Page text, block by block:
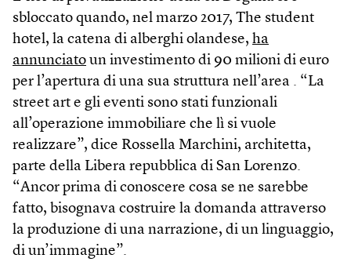
sbloccato quando, nel marzo 2017, The student
hotel, la catena di alberghi olandese, ha
annunciato un investimento di 90 milioni di euro
per l’apertura di una sua struttura nell’area . “La
street art e gli eventi sono stati funzionali
all’operazione immobiliare che lì si vuole
realizzare”, dice Rossella Marchini, architetta,
parte della Libera repubblica di San Lorenzo.
“Ancor prima di conoscere cosa se ne sarebbe
fatto, bisognava costruire la domanda attraverso
la produzione di una narrazione, di un linguaggio,
di un’immagine”.